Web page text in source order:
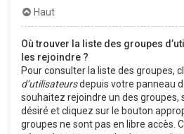
Haut
Où trouver la liste des groupes
les rejoindre ?
Pour consulter la liste des groupes,
d’utilisateursdepuis votre panneau
souhaitez rejoindre un des groupes,
désiré et cliquez sur le bouton
groupes ne sont pas en libre accès.